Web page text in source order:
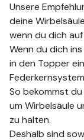
Unsere
deine
wenn du dich
Wenn du dich
in den Topper
So bekommst
um Wirbelsäule
zu halten.
Deshalb sind